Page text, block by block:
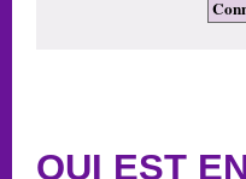
QUI EST